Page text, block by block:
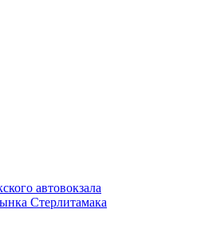
автовокзала
Стерлитамака